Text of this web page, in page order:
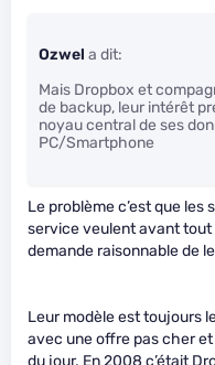
Ozwel a dit:
Mais Dropbox et
de backup, leur intérêt
noyau central de ses
PC/Smartphone
Le problème c’est que
service veulent avant tout
demande raisonnable de
Leur modèle est toujours
avec une offre pas cher